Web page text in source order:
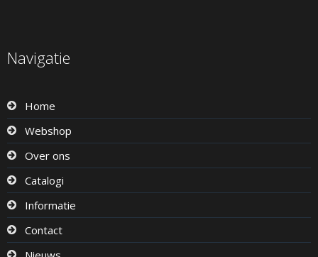
Navigatie
Home
Webshop
Over ons
Catalogi
Informatie
Contact